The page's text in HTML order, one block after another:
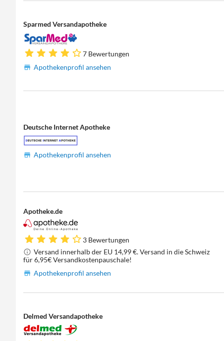
Sparmed Versandapotheke
7 Bewertungen
Apothekenprofil ansehen
Deutsche Internet Apotheke
Apothekenprofil ansehen
Apotheke.de
3 Bewertungen
Versand innerhalb der EU 14,99 €. Versand in die Schweiz
für 6,95€ Versandkostenpauschale!
Apothekenprofil ansehen
Delmed Versandapotheke